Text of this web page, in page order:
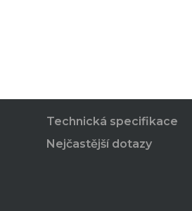
Technická specifikace
Nejčastější dotazy